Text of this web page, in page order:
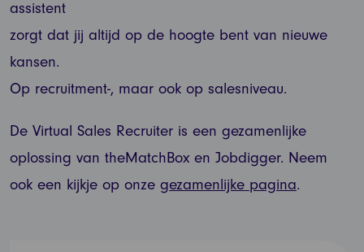
assistent
zorgt dat jij altijd op de hoogte bent van nieuwe
kansen.
Op recruitment-, maar ook op salesniveau.
De Virtual Sales Recruiter is een gezamenlijke
oplossing van theMatchBox en Jobdigger. Neem
ook een kijkje op onze gezamenlijke pagina.